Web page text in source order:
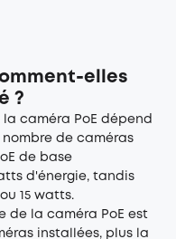
elles
?
caméra PoE dépend
de caméras
de base
d'énergie, tandis
15 watts.
de la caméra PoE est
installées, plus la